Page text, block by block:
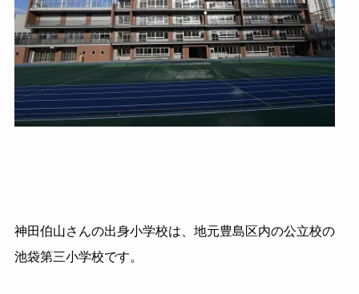
神田伯山さんの出身小学校は、地元豊島区内の公立校の
池袋第三小学校です。